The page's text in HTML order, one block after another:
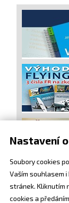
Nastavení
Soubory cookies
Vaším souhlasem
stránek. Kliknutím
cookies a